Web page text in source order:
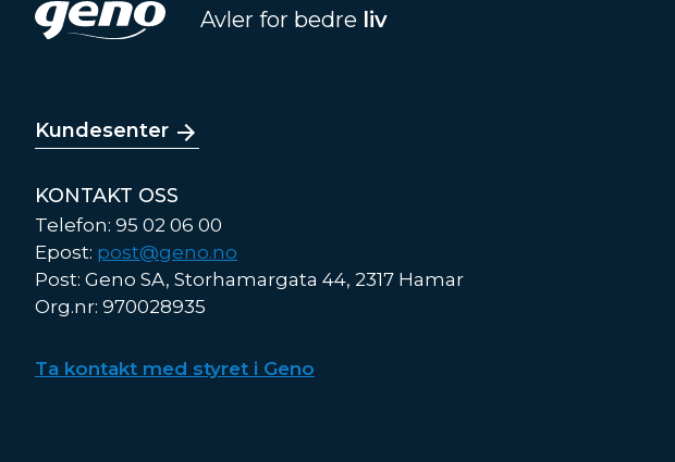
Avler for bedre liv
Kundesenter
KONTAKT OSS
Telefon: 95 02 06 00
Epost: post@geno.no
Post: Geno SA, Storhamargata 44, 2317 Hamar
Org.nr: 970028935
Ta kontakt med styret i Geno